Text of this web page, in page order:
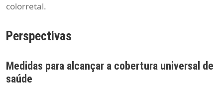
colorretal.
Perspectivas
Medidas para alcançar a cobertura universal de
saúde